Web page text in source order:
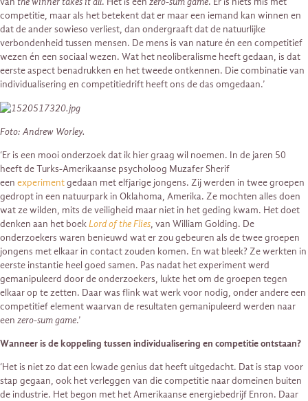
competitie, maar als het betekent dat er maar een iemand kan winnen en
dat de ander sowieso verliest, dan ondergraaft dat de natuurlijke
verbondenheid tussen mensen. De mens is van nature én een competitief
wezen én een sociaal wezen. Wat het neoliberalisme heeft gedaan, is dat
eerste aspect benadrukken en het tweede ontkennen. Die combinatie van
individualisering en competitiedrift heeft ons de das omgedaan.’
Foto: Andrew Worley.
‘Er is een mooi onderzoek dat ik hier graag wil noemen. In de jaren 50
heeft de Turks-Amerikaanse psycholoog Muzafer Sherif
een experimentgedaan met elfjarige jongens. Zij werden in twee groepen
gedropt in een natuurpark in Oklahoma, Amerika. Ze mochten alles doen
wat ze wilden, mits de veiligheid maar niet in het geding kwam. Het doet
denken aan het boekLord of the Flies, van William Golding. De
onderzoekers waren benieuwd wat er zou gebeuren als de twee groepen
jongens met elkaar in contact zouden komen. En wat bleek? Ze werkten in
eerste instantie heel goed samen. Pas nadat het experiment werd
gemanipuleerd door de onderzoekers, lukte het om de groepen tegen
elkaar op te zetten. Daar was flink wat werk voor nodig, onder andere een
competitief element waarvan de resultaten gemanipuleerd werden naar
een zero-sum game.’
Wanneer is de koppeling tussen individualisering en competitie ontstaan?
‘Het is niet zo dat een kwade genius dat heeft uitgedacht. Dat is stap voor
stap gegaan, ook het verleggen van die competitie naar domeinen buiten
de industrie. Het begon met het Amerikaanse energiebedrijf Enron. Daar